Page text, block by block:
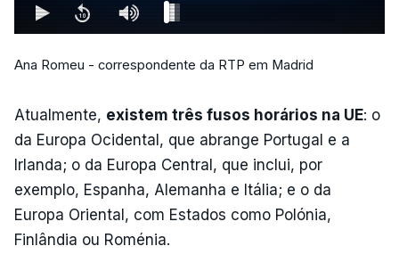
Ana Romeu - correspondente da RTP em Madrid
Atualmente, existem três fusos horários na UE: o
da Europa Ocidental, que abrange Portugal e a
Irlanda; o da Europa Central, que inclui, por
exemplo, Espanha, Alemanha e Itália; e o da
Europa Oriental, com Estados como Polónia,
Finlândia ou Roménia.